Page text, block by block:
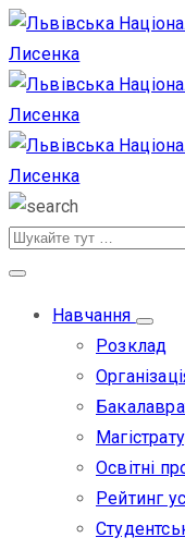
Навчання
Розклад
Освітні
Рейтинг